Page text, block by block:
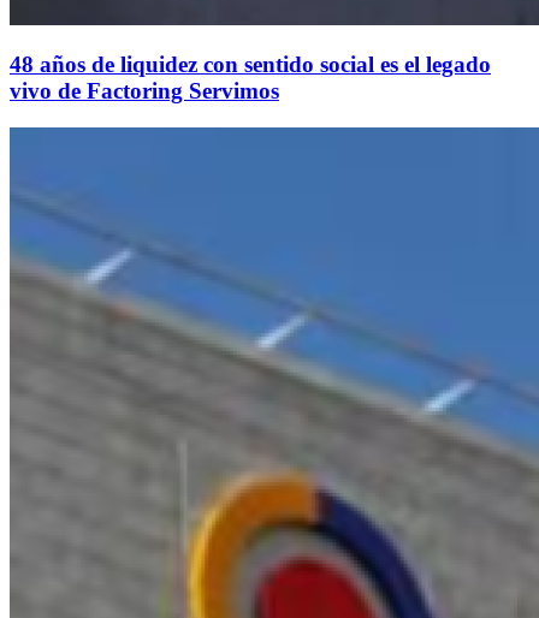
48 años de liquidez con sentido social es el legado
vivo de Factoring Servimos